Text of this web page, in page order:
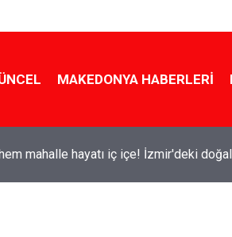
MAKEDONYA HABERLERI
mahalle hayatı iç içe! İzmir'deki